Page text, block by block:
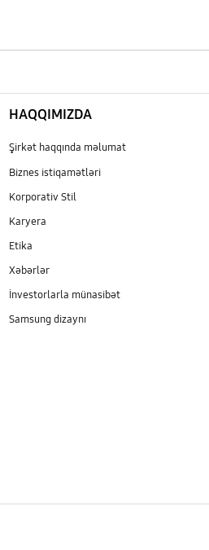
HAQQIMIZDA
Şirkət haqqında məlumat
Biznes istiqamətləri
Korporativ Stil
Karyera
Etika
Xəbərlər
İnvestorlarla münasibət
Samsung dizaynı